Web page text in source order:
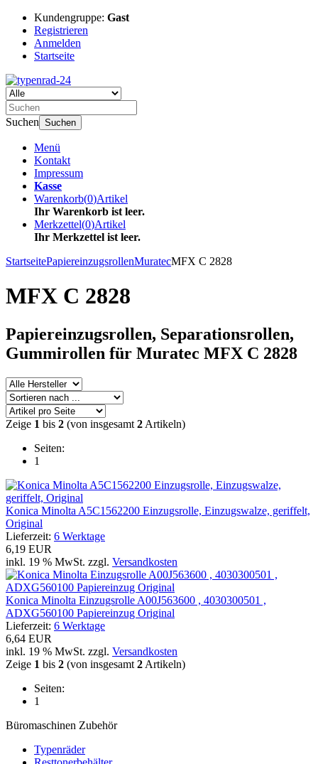
Kundengruppe: Gast
Registrieren
Anmelden
Startseite
Suchen Suchen
Menü
Kontakt
Impressum
Kasse
Warenkorb(0)Artikel
Ihr Warenkorb ist leer.
Merkzettel(0)Artikel
Ihr Merkzettel ist leer.
StartseitePapiereinzugsrollenMuratecMFX C 2828
MFX C 2828
Papiereinzugsrollen, Separationsrollen,
Gummirollen für Muratec MFX C 2828
Zeige 1 bis 2 (von insgesamt 2 Artikeln)
Seiten:
1
Konica Minolta A5C1562200 Einzugsrolle, Einzugswalze, geriffelt,
Original
Lieferzeit: 6 Werktage
6,19 EUR
inkl. 19 % MwSt. zzgl. Versandkosten
Konica Minolta Einzugsrolle A00J563600 , 4030300501 ,
ADXG560100 Papiereinzug Original
Lieferzeit: 6 Werktage
6,64 EUR
inkl. 19 % MwSt. zzgl. Versandkosten
Zeige 1 bis 2 (von insgesamt 2 Artikeln)
Seiten:
1
Büromaschinen Zubehör
Typenräder